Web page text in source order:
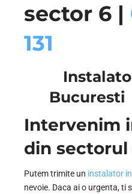
sector 6 |
131
Bucuresti
Intervenim
din sectorul
Putem trimite un instalator
nevoie. Daca ai o urgenta, ti